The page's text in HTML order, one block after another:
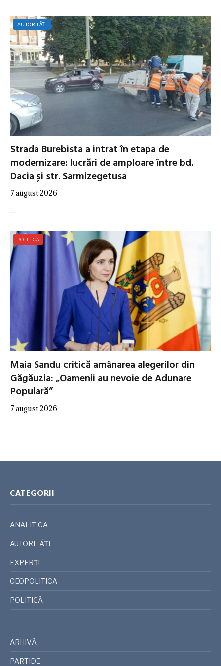
AUTORITĂȚI
Strada Burebista a intrat în etapa de
modernizare: lucrări de amploare între bd.
Dacia și str. Sarmizegetusa
7 august 2026
…
POLITICĂ
Maia Sandu critică amânarea alegerilor din
Găgăuzia: „Oamenii au nevoie de Adunare
Populară”
7 august 2026
…
CATEGORII
ANALITICA
AUTORITĂȚI
EXPERȚI
GEOPOLITICA
POLITICĂ
ARHIVĂ
PARTIDE